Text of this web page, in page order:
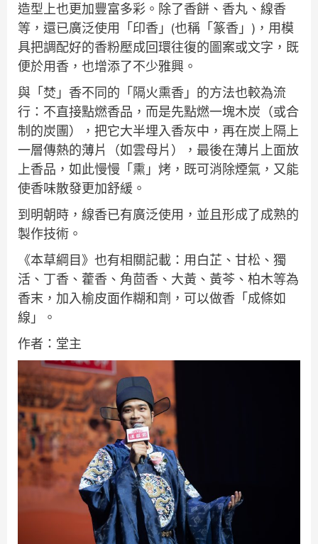
造型上也更加豐富多彩。除了香餅、香丸、線香
等，還已廣泛使用「印香」(也稱「篆香」)，用模
具把調配好的香粉壓成回環往復的圖案或文字，既
便於用香，也增添了不少雅興。
與「焚」香不同的「隔火熏香」的方法也較為流
行：不直接點燃香品，而是先點燃一塊木炭（或合
制的炭團），把它大半埋入香灰中，再在炭上隔上
一層傳熱的薄片（如雲母片），最後在薄片上面放
上香品，如此慢慢「熏」烤，既可消除煙氣，又能
使香味散發更加舒緩。
到明朝時，線香已有廣泛使用，並且形成了成熟的
製作技術。
《本草綱目》也有相關記載：用白芷、甘松、獨
活、丁香、藿香、角茴香、大黃、黃芩、柏木等為
香末，加入榆皮面作糊和劑，可以做香「成條如
線」。
作者：堂主